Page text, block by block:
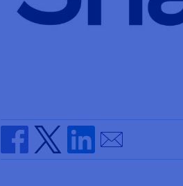
Share on Facebook
Share on Twitter
Share on Linkedin
Send by email